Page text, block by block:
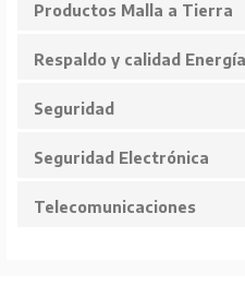
Productos Malla a Tierra
Respaldo y calidad Energía
Seguridad
Seguridad Electrónica
Telecomunicaciones